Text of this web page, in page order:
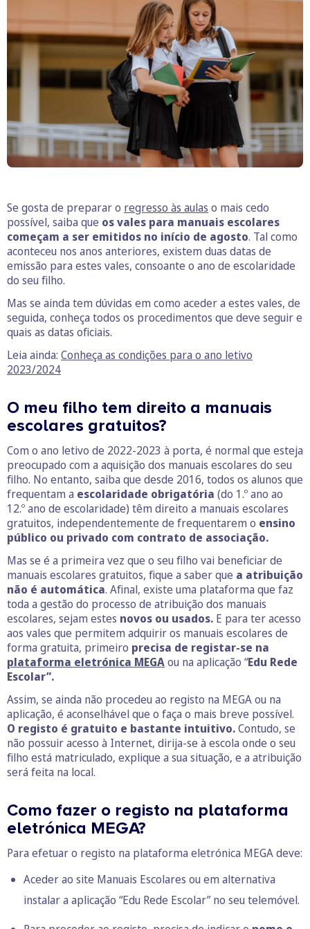
Se gosta de preparar o regresso às aulas o mais cedo
possível, saiba que os vales para manuais escolares
começam a ser emitidos no início de agosto. Tal como
aconteceu nos anos anteriores, existem duas datas de
emissão para estes vales, consoante o ano de escolaridade
do seu filho.
Mas se ainda tem dúvidas em como aceder a estes vales, de
seguida, conheça todos os procedimentos que deve seguir e
quais as datas oficiais.
Leia ainda: Conheça as condições para o ano letivo
2023/2024
O meu filho tem direito a manuais
escolares gratuitos?
Com o ano letivo de 2022-2023 à porta, é normal que esteja
preocupado com a aquisição dos manuais escolares do seu
filho. No entanto, saiba que desde 2016, todos os alunos que
frequentam a escolaridade obrigatória (do 1.º ano ao
12.º ano de escolaridade) têm direito a manuais escolares
gratuitos, independentemente de frequentarem o ensino
público ou privado com contrato de associação.
Mas se é a primeira vez que o seu filho vai beneficiar de
manuais escolares gratuitos, fique a saber que a atribuição
não é automática. Afinal, existe uma plataforma que faz
toda a gestão do processo de atribuição dos manuais
escolares, sejam estes novos ou usados. E para ter acesso
aos vales que permitem adquirir os manuais escolares de
forma gratuita, primeiro precisa de registar-se na
plataforma eletrónica MEGAou na aplicação “Edu Rede
Escolar”.
Assim, se ainda não procedeu ao registo na MEGA ou na
aplicação, é aconselhável que o faça o mais breve possível.
O registo é gratuito e bastante intuitivo.Contudo, se
não possuir acesso à Internet, dirija-se à escola onde o seu
filho está matriculado, explique a sua situação, e a atribuição
será feita na local.
Como fazer o registo na plataforma
eletrónica MEGA?
Para efetuar o registo na plataforma eletrónica MEGA deve:
Aceder ao site Manuais Escolares ou em alternativa
instalar a aplicação “Edu Rede Escolar” no seu telemóvel.